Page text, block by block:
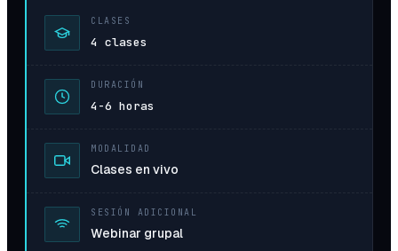
CLASES
4 clases
DURACIÓN
4-6 horas
MODALIDAD
Clases en vivo
SESIÓN ADICIONAL
Webinar grupal